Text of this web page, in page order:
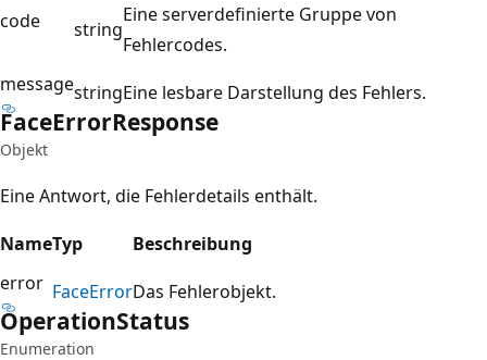
code string
Eine serverdefinierte Gruppe von
Fehlercodes.
messagestringEine lesbare Darstellung des Fehlers.
FaceErrorResponse
Objekt
Eine Antwort, die Fehlerdetails enthält.
NameTyp
Beschreibung
error FaceErrorDas Fehlerobjekt.
OperationStatus
Enumeration